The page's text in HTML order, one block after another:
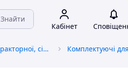
Знайти
Кабінет
Запчастини до автотракторної, сільськогосподарської спецтехніки